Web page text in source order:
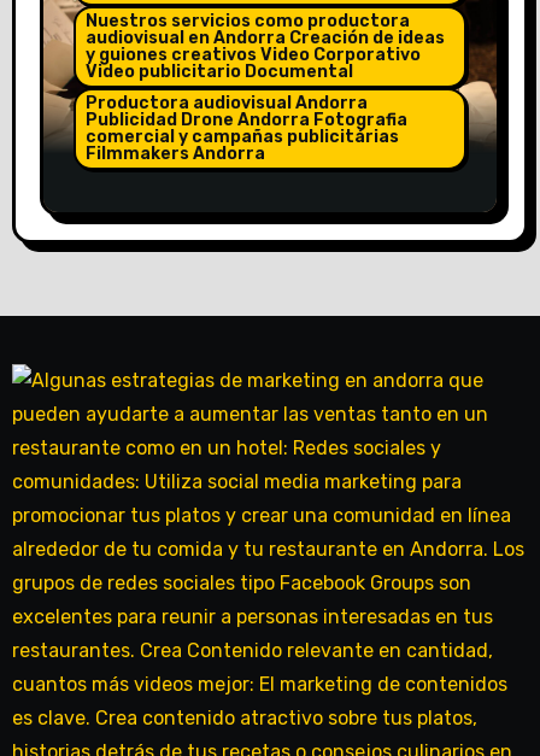
Nuestros servicios como productora
audiovisual en Andorra Creación de ideas
y guiones creativos Video Corporativo
Video publicitario Documental
Productora audiovisual Andorra
Publicidad Drone Andorra Fotografia
comercial y campañas publicitárias
Filmmakers Andorra
para todas tus redes sociales en un
día. De 15 o 30 reels en un día.